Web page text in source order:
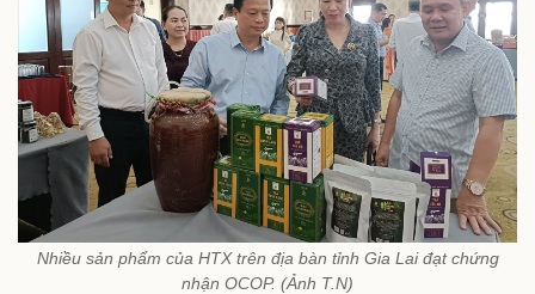
Nhiều sản phẩm của HTX trên địa bàn tỉnh Gia Lai đạt chứng
nhận OCOP. (Ảnh T.N)